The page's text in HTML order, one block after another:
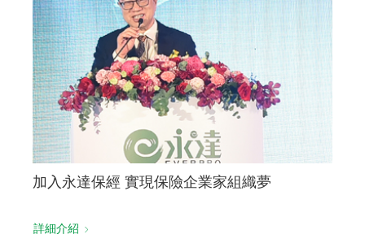
加入永達保經 實現保險企業家組織夢
詳細介紹